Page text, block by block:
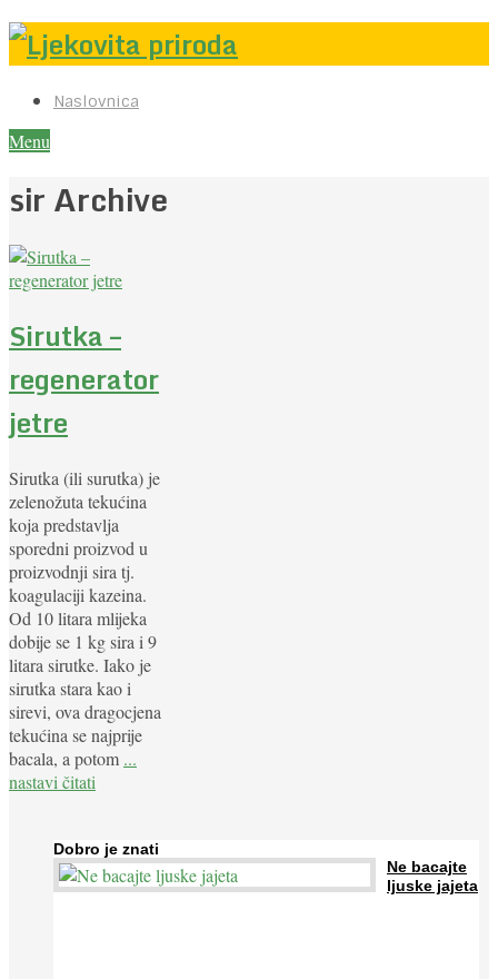
Naslovnica
Menu
sir Archive
Sirutka –
regenerator
jetre
Sirutka (ili surutka) je
zelenožuta tekućina
koja predstavlja
sporedni proizvod u
proizvodnji sira tj.
koagulaciji kazeina.
Od 10 litara mlijeka
dobije se 1 kg sira i 9
litara sirutke. Iako je
sirutka stara kao i
sirevi, ova dragocjena
tekućina se najprije
bacala, a potom ...
nastavi čitati
Dobro je znati
Ne bacajte
ljuske jajeta